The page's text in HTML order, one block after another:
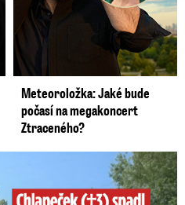
Meteoroložka: Jaké bude
počasí na megakoncert
Ztraceného?
vyjádření na 16 stran